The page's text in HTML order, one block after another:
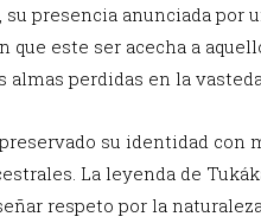
su presencia anunciada
que este ser acecha a
almas perdidas en la
su identidad
La leyenda de
respeto por la